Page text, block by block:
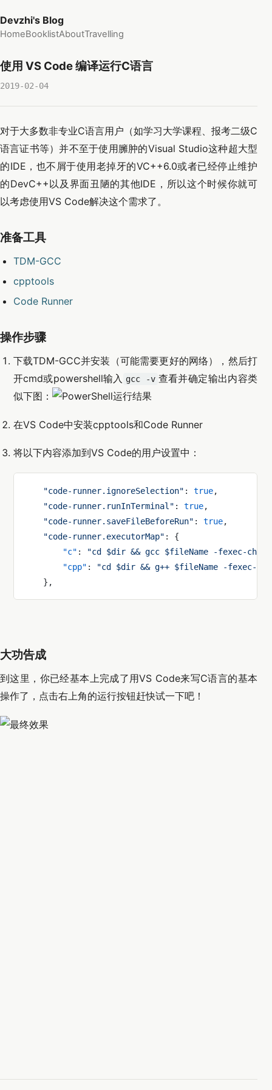
Devzhi's Blog
HomeBooklistAboutTravelling
使用 VS Code 编译运行C语言
2019-02-04
对于大多数非专业C语言用户（如学习大学课程、报考二级C
语言证书等）并不至于使用臃肿的Visual Studio这种超大型
的IDE，也不屑于使用老掉牙的VC++6.0或者已经停止维护
的DevC++以及界面丑陋的其他IDE，所以这个时候你就可
以考虑使用VS Code解决这个需求了。
准备工具
TDM-GCC
cpptools
Code Runner
操作步骤
下载TDM-GCC并安装（可能需要更好的网络），然后打
开cmd或powershell输入 gcc -v 查看并确定输出内容类
似下图：
在VS Code中安装cpptools和Code Runner
将以下内容添加到VS Code的用户设置中：
    "code-runner.ignoreSelection"
: true,
    "code-runner.runInTerminal"
: true,
    "code-runner.saveFileBeforeRun"
: true,
    "code-runner.executorMap"
: {
        "c"
:
"cd $dir && gcc $fileName -fexec-
        "cpp"
:
"cd $dir && g++ $fileName -fexec-
    },
大功告成
到这里，你已经基本上完成了用VS Code来写C语言的基本
操作了，点击右上角的运行按钮赶快试一下吧！